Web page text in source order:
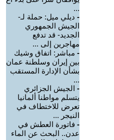
...
- ديلي ميل: حملة لـ-
الجيش الجمهوري
الجديد- قد تدفع
مهاجرين إلى ...
- مباشر: اتفاق وشيك
بين إيران وسلطنة عمان
بشأن الإدارة المستقب
...
- الجيش الجزائري
يتسلم مواطنا ألمانيا
تعرض للاختطاف في
النيجر ...
- فاتورة العطش في
عدن.. البحث عن الماء